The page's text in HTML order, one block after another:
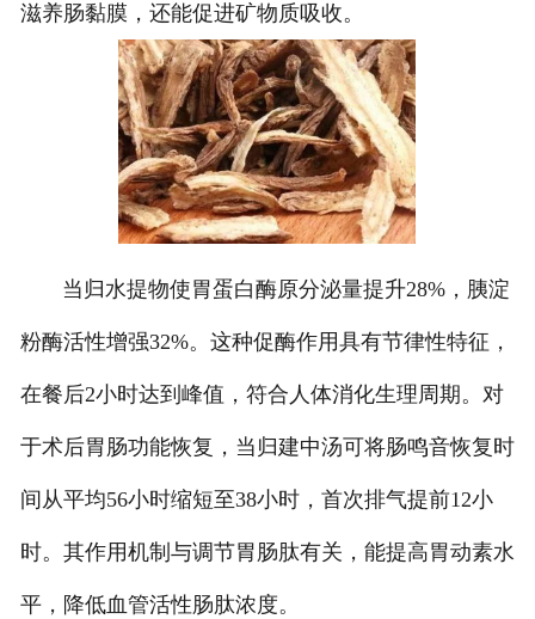
滋养肠黏膜，还能促进矿物质吸收。
当归水提物使胃蛋白酶原分泌量提升28%，胰淀
粉酶活性增强32%。这种促酶作用具有节律性特征，
在餐后2小时达到峰值，符合人体消化生理周期。对
于术后胃肠功能恢复，当归建中汤可将肠鸣音恢复时
间从平均56小时缩短至38小时，首次排气提前12小
时。其作用机制与调节胃肠肽有关，能提高胃动素水
平，降低血管活性肠肽浓度。